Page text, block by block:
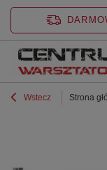
Wstecz Strona